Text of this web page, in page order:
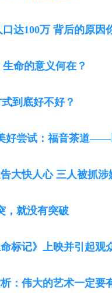
达100万 背后的原因
命的意义何在？
到底好不好？
好尝试：福音茶道
大快人心 三人被抓涉
，就没有突破
标记》上映并引起观
：伟大的艺术一定要